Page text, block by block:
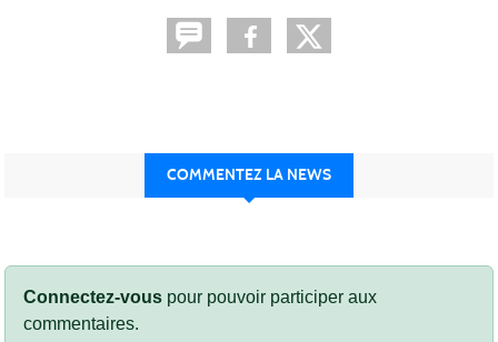
COMMENTEZ LA NEWS
Connectez-vous pour pouvoir participer aux
commentaires.